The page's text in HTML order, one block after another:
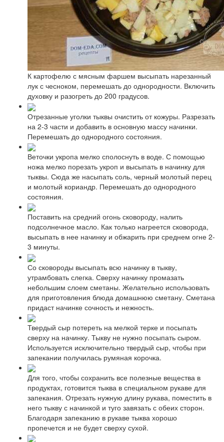
К картофелю с мясным фаршем высыпать нарезанный
лук с чесноком, перемешать до однородности. Включить
духовку и разогреть до 200 градусов.
Отрезанные уголки тыквы очистить от кожуры. Разрезать
на 2-3 части и добавить в основную массу начинки.
Перемешать до однородного состояния.
Веточки укропа мелко сполоснуть в воде. С помощью
ножа мелко порезать укроп и высыпать в начинку для
тыквы. Сюда же насыпать соль, черный молотый перец
и молотый кориандр. Перемешать до однородного
состояния.
Поставить на средний огонь сковороду, налить
подсолнечное масло. Как только нагреется сковорода,
высыпать в нее начинку и обжарить при среднем огне 2-
3 минуты.
Со сковороды высыпать всю начинку в тыкву,
утрамбовать слегка. Сверху начинку промазать
небольшим слоем сметаны. Желательно использовать
для приготовления блюда домашнюю сметану. Сметана
придаст начинке сочность и нежность.
Твердый сыр потереть на мелкой терке и посыпать
сверху на начинку. Тыкву не нужно посыпать сыром.
Используется исключительно твердый сыр, чтобы при
запекании получилась румяная корочка.
Для того, чтобы сохранить все полезные вещества в
продуктах, готовится тыква в специальном рукаве для
запекания. Отрезать нужную длину рукава, поместить в
него тыкву с начинкой и туго завязать с обеих сторон.
Благодаря запеканию в рукаве тыква хорошо
пропечется и не будет сверху сухой.